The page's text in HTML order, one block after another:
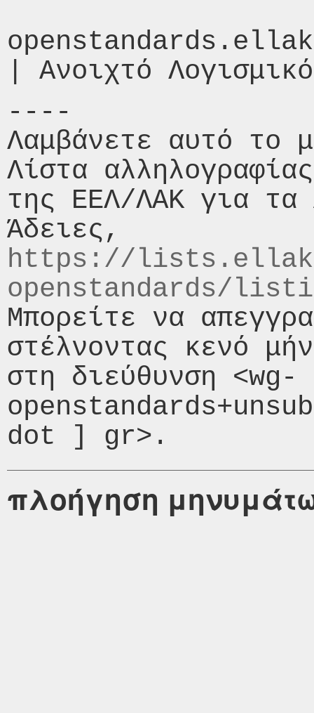
----
Λαμβάνετε αυτό το
Λίστα
της ΕΕΛ/ΛΑΚ για τα
https://
openstandards/
Μπορείτε να
στέλνοντας κενό
στη διεύθυνση <wg-
πλοήγηση